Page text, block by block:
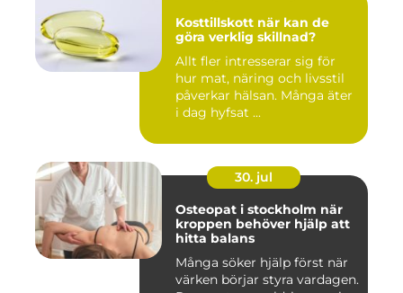
Kosttillskott när kan de
göra verklig skillnad?
Allt fler intresserar sig för
hur mat, näring och livsstil
påverkar hälsan. Många äter
i dag hyfsat ...
30. jul
Osteopat i stockholm när
kroppen behöver hjälp att
hitta balans
Många söker hjälp först när
värken börjar styra vardagen.